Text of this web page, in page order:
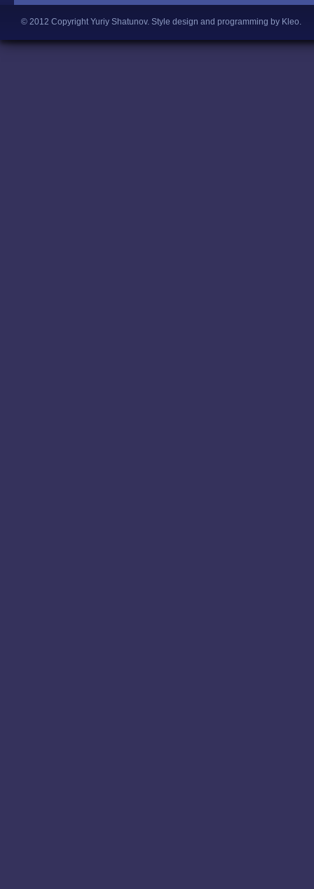
© 2012 Copyright Yuriy Shatunov. Style design and programming by Kleo.